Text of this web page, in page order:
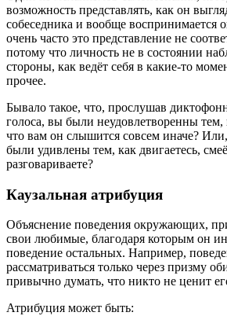
возможность представлять, как он
собеседника и вообще
очень часто это представление не
потому что личность не в состоянии
стороны, как ведёт себя в какие-то
прочее.
Бывало такое, что, прослушав
голоса, вы были неудовлетворенны тем,
что вам он слышится совсем иначе?
были удивлены тем, как двигаетесь,
разговариваете?
Каузальная атрибуция
Объяснение поведения окружающих,
свои любимые, благодаря которым он
поведение остальных. Например,
рассматриваться только через призму
привычно думать, что никто не ценит
Атрибуция может быть: